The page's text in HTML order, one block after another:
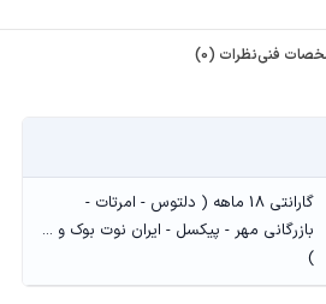
فنینظرات (0)
گارانتی 18 ماهه ( دلتوس - امرتات -
بازرگانی مهر - پیکسل - ایران نوت بوک و ...
)